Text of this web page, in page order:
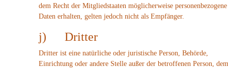
dem Recht der Mitgliedstaaten möglicherweise personenbezogene
Daten erhalten, gelten jedoch nicht als Empfänger.
j) Dritter
Dritter ist eine natürliche oder juristische Person, Behörde,
Einrichtung oder andere Stelle außer der betroffenen Person, dem